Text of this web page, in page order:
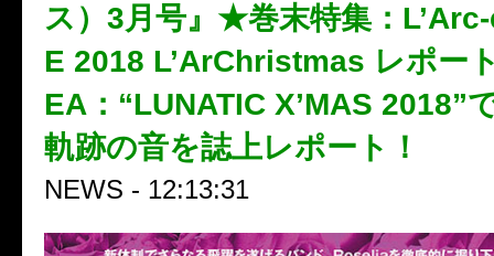
ス）3月号』★巻末特集：
E 2018 L’ArChristmas レポー
EA：“LUNATIC X’MAS 2018”
軌跡の音を誌上レポート！
NEWS - 12:13:31